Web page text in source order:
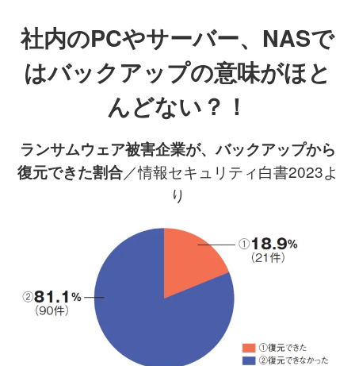
社内のPCやサーバー、NASで
はバックアップの意味がほと
んどない？！
ランサムウェア被害企業が、バックアップから
復元できた割合／情報セキュリティ白書2023よ
り